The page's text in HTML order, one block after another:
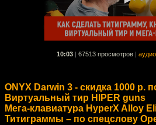
10:03 67513 просмотров
ONYX Darwin 3 - скидка 1000 р.
Виртуальный тир HIPER guns
Мега-клавиатура HyperX Alloy
Титиграммы – по спецслову